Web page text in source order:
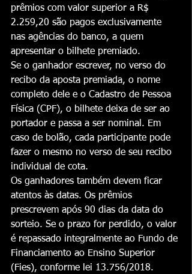
prêmios com valor superior a R$
2.259,20 são pagos exclusivamente
nas agências do banco, a quem
apresentar o bilhete premiado.
Se o ganhador escrever, no verso do
recibo da aposta premiada, o nome
completo dele e o Cadastro de Pessoa
Física (CPF), o bilhete deixa de ser ao
portador e passa a ser nominal. Em
caso de bolão, cada participante pode
fazer o mesmo no verso de seu recibo
individual de cota.
Os ganhadores também devem ficar
atentos às datas. Os prêmios
prescrevem após 90 dias da data do
sorteio. Se o prazo for perdido, o valor
é repassado integralmente ao Fundo de
Financiamento ao Ensino Superior
(Fies), conforme lei 13.756/2018.